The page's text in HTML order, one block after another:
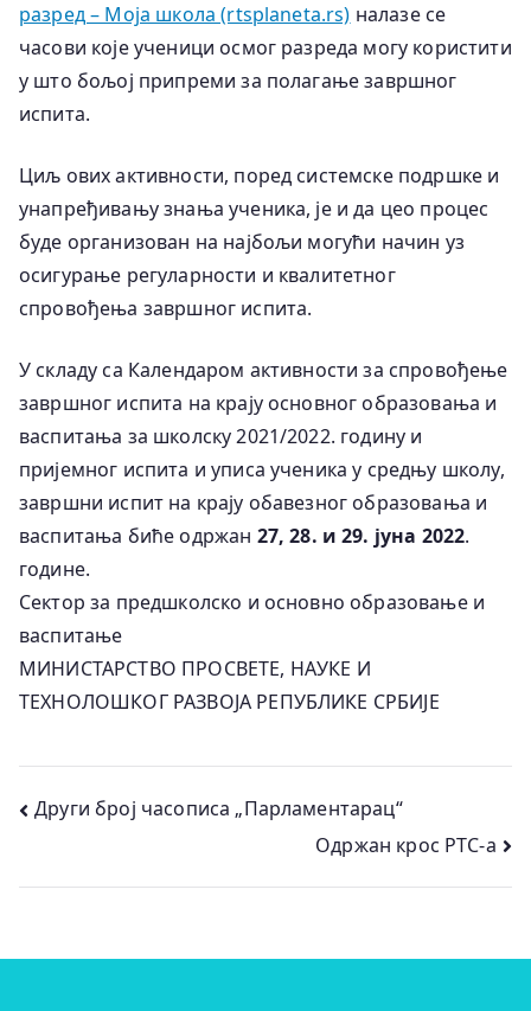
разред – Moja школа (rtsplaneta.rs) налазе се
часови које ученици осмог разреда могу користити
у што бољој припреми за полагање завршног
испита.
Циљ ових активности, поред системске подршке и
унапређивању знања ученика, је и да цео процес
буде организован на најбољи могући начин уз
осигурање регуларности и квалитетног
спровођења завршног испита.
У складу са Календаром активности за спровођење
завршног испита на крају основног образовања и
васпитања за школску 2021/2022. годину и
пријемног испита и уписа ученика у средњу школу,
завршни испит на крају обавезног образовања и
васпитања биће одржан 27, 28. и 29. јуна 2022.
године.
Сектор за предшколско и основно образовање и
васпитање
МИНИСТАРСТВО ПРОСВЕТЕ, НАУКЕ И
ТЕХНОЛОШКОГ РАЗВОЈА РЕПУБЛИКЕ СРБИЈЕ
Кретање
Други број часописа „Парламентарац“
Одржан крос РТС-а